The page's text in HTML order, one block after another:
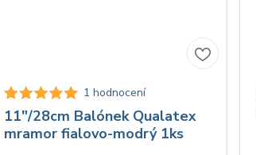
1 hodnocení
11"/28cm Balónek Qualatex
mramor fialovo-modrý 1ks